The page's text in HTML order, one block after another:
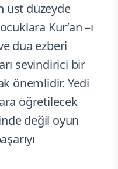
üst düzeyde
Kur’an –ı
dua ezberi
sevindirici bir
önemlidir. Yedi
öğretilecek
değil oyun